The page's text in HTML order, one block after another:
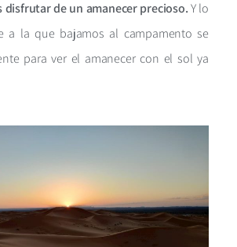
de un amanecer precioso.Y lo
a la que bajamos al campamento se
para ver el amanecer con el sol ya